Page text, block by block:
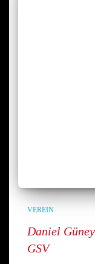
VEREIN
Daniel
GSV